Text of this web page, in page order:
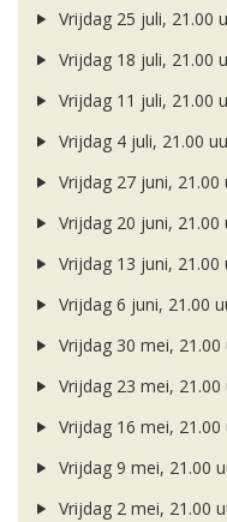
Vrijdag 25 juli, 21.00
Vrijdag 18 juli, 21.00
Vrijdag 11 juli, 21.00
Vrijdag 4 juli, 21.00
Vrijdag 27 juni, 21.00
Vrijdag 20 juni, 21.00
Vrijdag 13 juni, 21.00
Vrijdag 6 juni, 21.00
Vrijdag 30 mei, 21.00
Vrijdag 23 mei, 21.00
Vrijdag 16 mei, 21.00
Vrijdag 9 mei, 21.00
Vrijdag 2 mei, 21.00